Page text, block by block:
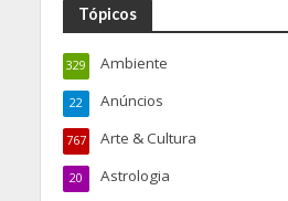
Tópicos
Ambiente
329
Anúncios
22
Arte & Cultura
767
Astrologia
20